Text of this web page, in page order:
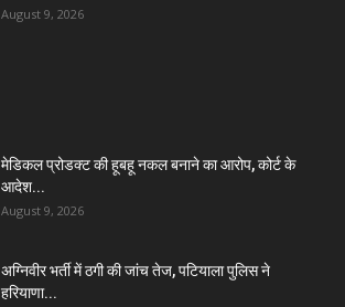
August 9, 2026
मेडिकल प्रोडक्ट की हूबहू नकल बनाने का आरोप, कोर्ट के
आदेश...
August 9, 2026
अग्निवीर भर्ती में ठगी की जांच तेज, पटियाला पुलिस ने
हरियाणा...